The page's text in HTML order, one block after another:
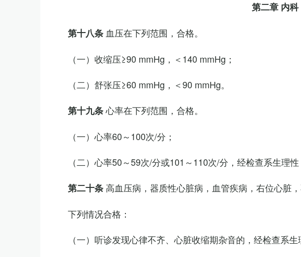
第二章 内科
第十八条 血压在下列范围，合格。
（一）收缩压≥90 mmHg，＜140 mmHg；
（二）舒张压≥60 mmHg，＜90 mmHg。
第十九条心率在下列范围，合格。
（一）心率60～100次/分；
（二）心率50～59次/分或101～110次/分，经检查系生理性
第二十条 高血压病，器质性心脏病，血管疾病，右位心脏，
下列情况合格：
（一）听诊发现心律不齐、心脏收缩期杂音的，经检查系生